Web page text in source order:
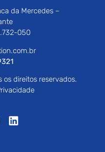
da Mercedes –
050
os direitos reservados.